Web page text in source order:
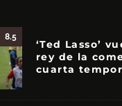
8.5
‘Ted Lasso’
rey de la
cuarta